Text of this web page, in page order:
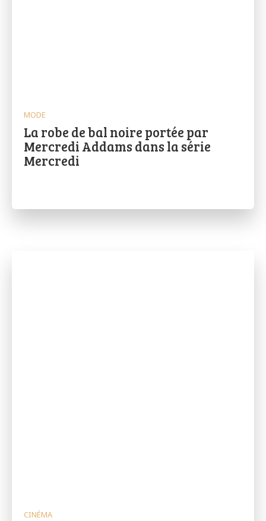
MODE
La robe de bal noire portée par
Mercredi Addams dans la série
Mercredi
CINÉMA